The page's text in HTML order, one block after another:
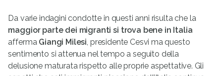
Da varie indagini condotte in questi anni risulta che la
maggior parte dei migranti si trova bene in Italia
afferma Giangi Milesi, presidente Cesvi ma questo
sentimento si attenua nel tempo a seguito della
delusione maturata rispetto alle proprie aspettative. Gli